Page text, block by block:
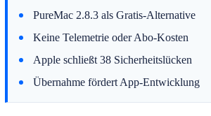
PureMac 2.8.3 als Gratis-Alternative
Keine Telemetrie oder Abo-Kosten
Apple schließt 38 Sicherheitslücken
Übernahme fördert App-Entwicklung